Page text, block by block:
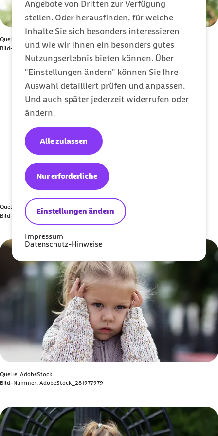
Angebote von Dritten zur Verfügung
stellen. Oder herausfinden, für welche
Inhalte Sie sich besonders interessieren
und wie wir Ihnen ein besonders gutes
Nutzungserlebnis bieten können. Über
"Einstellungen ändern" können Sie Ihre
Auswahl detailliert prüfen und anpassen.
Und auch später jederzeit widerrufen oder
ändern.
Einstellungen ändern
Nur erforderliche
Alle zulassen
Impressum
Datenschutz-Hinweise
Quelle: AdobeStock
Bild-Nummer: AdobeStock_261649247
Bild anzeigen
Quelle: AdobeStock
Bild-Nummer: AdobeStock_274773873
Bild anzeigen
Quelle: AdobeStock
Bild-Nummer: AdobeStock_281977979